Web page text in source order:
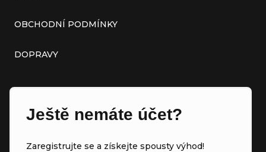
OBCHODNÍ PODMÍNKY
DOPRAVY
Ještě nemáte účet?
Zaregistrujte se a získejte spousty výhod!